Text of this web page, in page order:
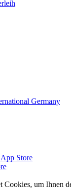
Store
Cookies, um Ihnen